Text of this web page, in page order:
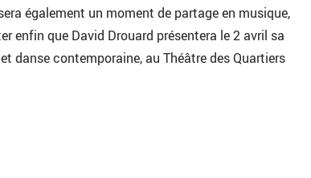
également un moment de partage en musique,
enfin que David Drouard présentera le 2 avril sa
danse contemporaine, au Théâtre des Quartiers